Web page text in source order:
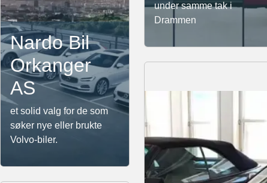
under samme tak i
Drammen
Nardo Bil
Orkanger
AS
et solid valg for de som
søker nye eller brukte
Volvo-biler.